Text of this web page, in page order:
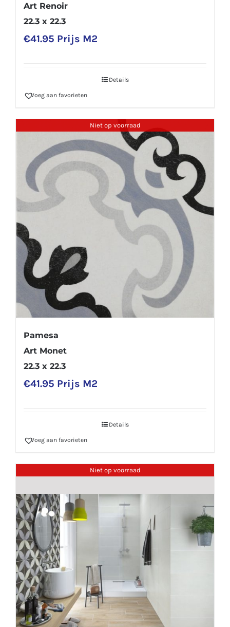
Art Renoir
22.3 x 22.3
€41.95 Prijs M2
Details
Voeg aan favorieten
Niet op voorraad
Pamesa
Art Monet
22.3 x 22.3
€41.95 Prijs M2
Details
Voeg aan favorieten
Niet op voorraad